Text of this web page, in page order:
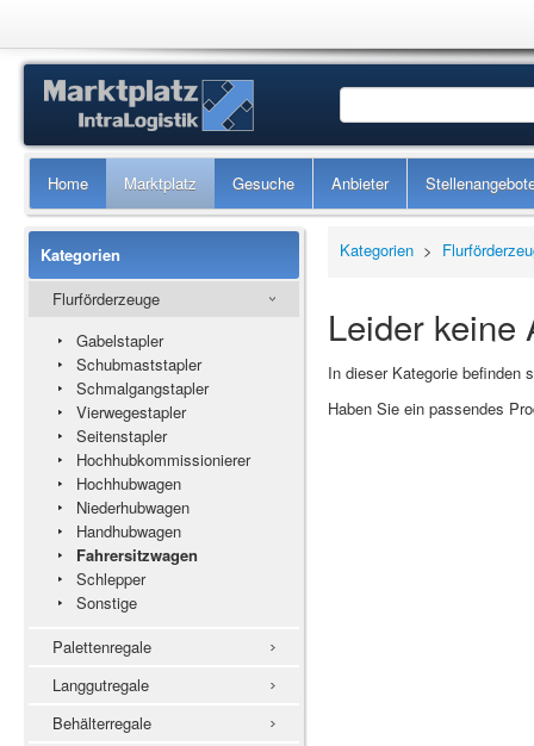
Home Marktplatz Gesuche Anbieter
Kategorien
Flurförderzeuge
Gabelstapler
Schubmaststapler
Schmalgangstapler
Vierwegestapler
Seitenstapler
Hochhubkommissionierer
Hochhubwagen
Niederhubwagen
Handhubwagen
Fahrersitzwagen
Schlepper
Sonstige
Palettenregale
Langgutregale
Behälterregale
Kategorien >
Leider keine
In dieser Kategorie befinden
Haben Sie ein passendes